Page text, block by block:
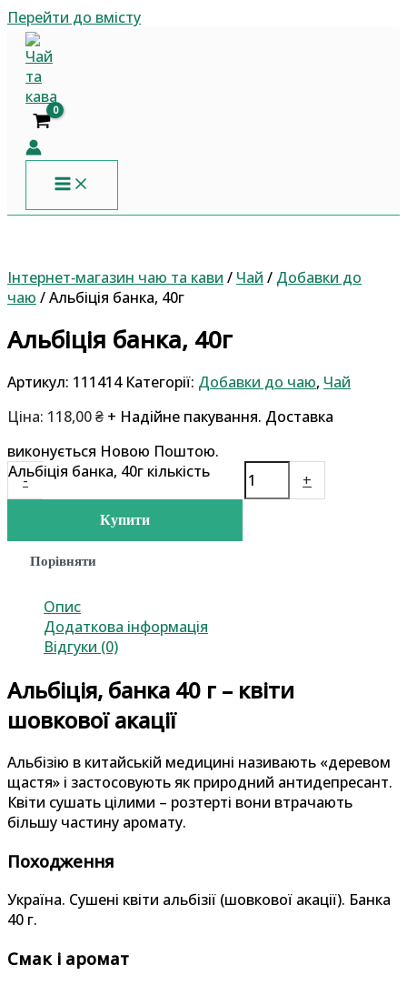
Перейти до вмісту
Інтернет‐магазин чаю та кави / Чай / Добавки до
чаю / Альбіція банка, 40г
Альбіція банка, 40г
Артикул: 111414 Категорії: Добавки до чаю, Чай
Ціна: 118,00₴ + Надійне пакування. Доставка
виконується Новою Поштою.
-
Альбіція банка, 40г кількість +
Купити
Порівняти
Опис
Додаткова інформація
Відгуки (0)
Альбіція, банка 40 г – квіти
шовкової акації
Альбізію в китайській медицині називають «деревом
щастя» і застосовують як природний антидепресант.
Квіти сушать цілими – розтерті вони втрачають
більшу частину аромату.
Походження
Україна. Сушені квіти альбізії (шовкової акації). Банка
40 г.
Смак і аромат